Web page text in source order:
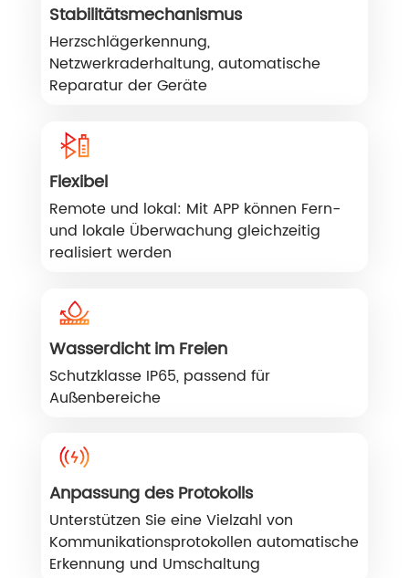
Stabilitätsmechanismus
Herzschlägerkennung,
Netzwerkraderhaltung, automatische
Reparatur der Geräte
Flexibel
Remote und lokal: Mit APP können Fern-
und lokale Überwachung gleichzeitig
realisiert werden
Wasserdicht im Freien
Schutzklasse IP65, passend für
Außenbereiche
Anpassung des Protokolls
Unterstützen Sie eine Vielzahl von
Kommunikationsprotokollen automatische
Erkennung und Umschaltung